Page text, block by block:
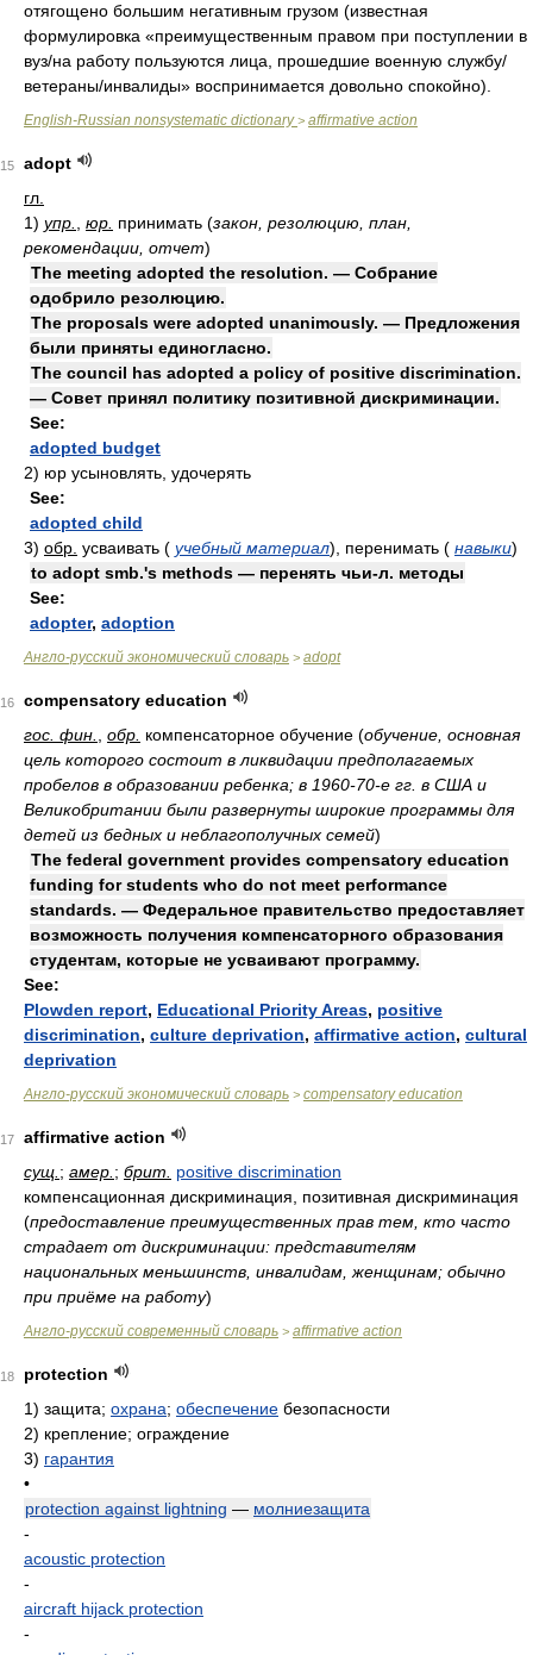
отягощено большим негативным грузом (известная
формулировка «преимущественным правом при поступлении в
вуз/на работу пользуются лица, прошедшие военную службу/
ветераны/инвалиды» воспринимается довольно спокойно).
English-Russian nonsystematic dictionary> affirmative action
15
adopt
гл.
1) упр. юр. принимать (закон, резолюцию, план,
рекомендации, отчет)
The meeting adopted the resolution. — Собрание
одобрило резолюцию.
The proposals were adopted unanimously. — Предложения
были приняты единогласно.
The council has adopted a policy of positive discrimination.
— Совет принял политику позитивной дискриминации.
See:
adopted budget
2) юр усыновлять, удочерять
See:
adopted child
3) обр. усваивать ( учебный материал) , перенимать ( навыки)
to adopt smb.'s methods — перенять чьи-л. методы
See:
adopter, adoption
Англо-русский экономический словарь > adopt
16
compensatory education
гос. фин.
обр. компенсаторное обучение (обучение, основная
цель которого состоит в ликвидации предполагаемых
пробелов в образовании ребенка; в 1960-70-е гг. в США и
Великобритании были развернуты широкие программы для
детей из бедных и неблагополучных семей)
The federal government provides compensatory education
funding for students who do not meet performance
standards. — Федеральное правительство предоставляет
возможность получения компенсаторного образования
студентам, которые не усваивают программу.
See:
Plowden report, Educational Priority Areas, positive
discrimination, culture deprivation, affirmative action, cultural
deprivation
Англо-русский экономический словарь > compensatory education
17
affirmative action
сущ. ; амер. ; брит.
positive discrimination
компенсационная дискриминация, позитивная дискриминация
(предоставление преимущественных прав тем, кто часто
страдает от дискриминации: представителям
национальных меньшинств, инвалидам, женщинам; обычно
при приёме на работу)
Англо-русский современный словарь > affirmative action
18
protection
1) защита; охрана; обеспечение безопасности
2) крепление; ограждение
3) гарантия
•
protection against lightning — молниезащита
-
acoustic protection
-
aircraft hijack protection
-